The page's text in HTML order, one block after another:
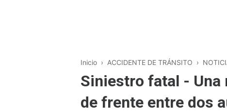
Inicio › ACCIDENTE DE TRÁNSITO ›
Siniestro fatal -
de frente entre dos